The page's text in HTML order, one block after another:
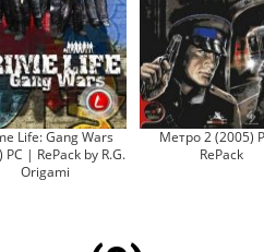
Life: Gang Wars
PC | RePack by R.G.
Origami
Метро 2 (2005)
RePack